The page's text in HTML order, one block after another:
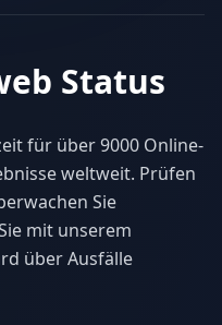
Status
für über 9000 Online-
weltweit. Prüfen
Sie
mit unserem
über Ausfälle